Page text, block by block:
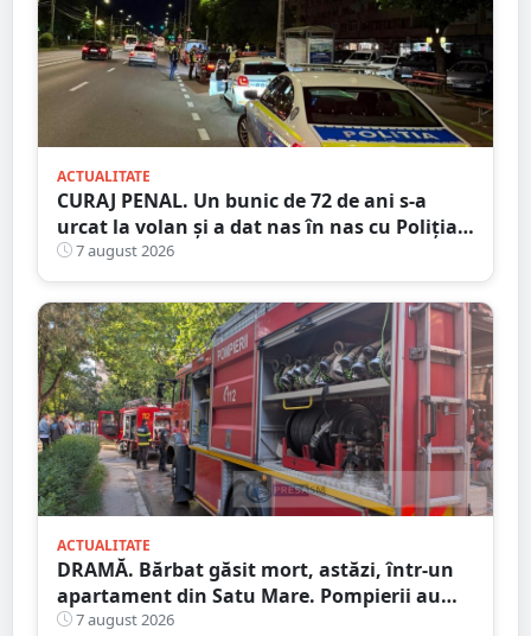
ACTUALITATE
CURAJ PENAL. Un bunic de 72 de ani s-a
urcat la volan și a dat nas în nas cu Poliția
Satu Mare
7 august 2026
ACTUALITATE
DRAMĂ. Bărbat găsit mort, astăzi, într-un
apartament din Satu Mare. Pompierii au
spart ușa
7 august 2026